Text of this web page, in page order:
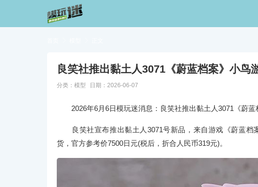
良笑社推出黏土人3071《蔚蓝档案》小鸟
分类： 模型 日期：2026-06-07
2026年6月6日模玩迷消息：良笑社推出黏土人3071《蔚蓝
良笑社宣布推出黏土人3071号新品，来自游戏《蔚蓝档
货，官方参考价7500日元(税后，折合人民币319元)。